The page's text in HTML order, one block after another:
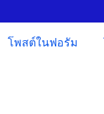
โพสต์ในฟอรัม